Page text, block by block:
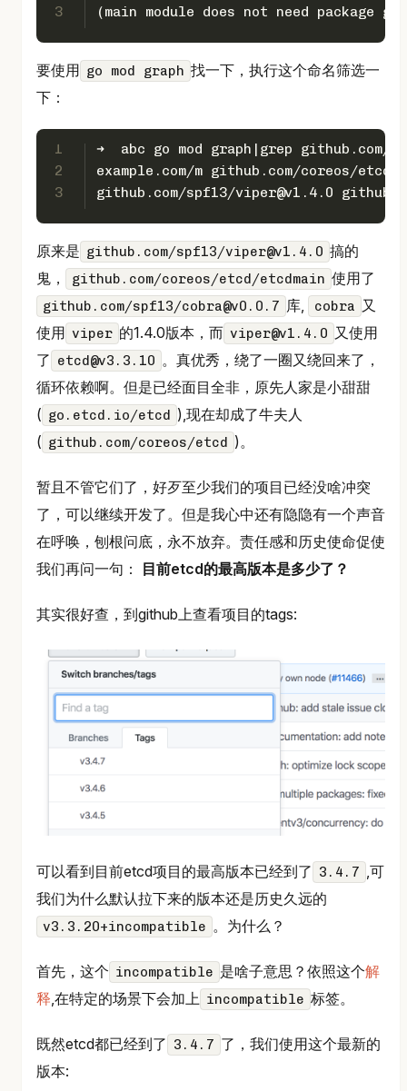
3
(main module does not need package
要使用 go mod graph 找一下，执行这个命名筛选一
下：
1
2
3
➜  abc go mod graph|grep github.com/
example.com/m github.com/coreos/
github.com/spf13/viper@v1.4.0
原来是 github.com/spf13/viper@v1.4.0 搞的
鬼，
github.com/coreos/etcd/etcdmain 使用了
github.com/spf13/cobra@v0.0.7 库, cobra 又
使用 viper 的1.4.0版本，而 viper@v1.4.0 又使用
了 etcd@v3.3.10 。真优秀，绕了一圈又绕回来了，
循环依赖啊。但是已经面目全非，原先人家是小甜甜
( go.etcd.io/etcd ),现在却成了牛夫人
( github.com/coreos/etcd )。
暂且不管它们了，好歹至少我们的项目已经没啥冲突
了，可以继续开发了。但是我心中还有隐隐有一个声音
在呼唤，刨根问底，永不放弃。责任感和历史使命促使
我们再问一句： 目前etcd的最高版本是多少了？
其实很好查，到github上查看项目的tags:
可以看到目前etcd项目的最高版本已经到了 3.4.7 ,可
我们为什么默认拉下来的版本还是历史久远的
v3.3.20+incompatible 。为什么？
首先，这个 incompatible 是啥子意思？依照这个解
释,在特定的场景下会加上 incompatible 标签。
既然etcd都已经到了 3.4.7 了，我们使用这个最新的
版本: